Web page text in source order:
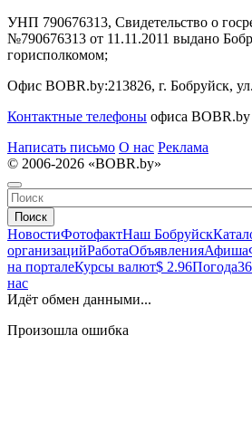
УНП 790676313, Свидетельство о
№790676313 от 11.11.2011 выдано
горисполкомом;
Офис BOBR.by:213826, г. Бобруйск,
Контактные телефоны офиса BOBR.by
Написать письмо О нас Реклама
© 2006-2026 «BOBR.by»
Поиск
НовостиФотофактНаш Бобруйск
организацийРаботаОбъявленияАфиша
на порталеКурсы валют$ 2.96Погода
нас
Идёт обмен данными...
Произошла ошибка